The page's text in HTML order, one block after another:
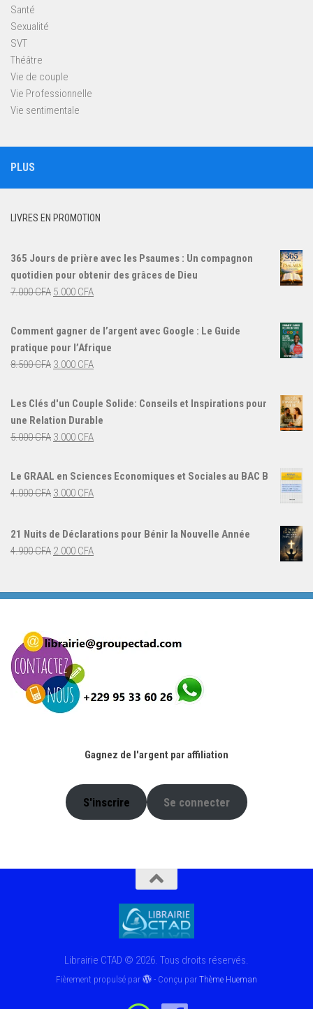
Santé
Sexualité
SVT
Théâtre
Vie de couple
Vie Professionnelle
Vie sentimentale
PLUS
LIVRES EN PROMOTION
365 Jours de prière avec les Psaumes : Un compagnon
quotidien pour obtenir des grâces de Dieu
7.000CFA Le
était :
7.000 CFA.
5.000 CFALe
actuel
est :
Comment gagner de l’argent avec Google : Le Guide
pratique pour l’Afrique
8.500CFA Le
initial
était :
8.500 CFA.
3.000 CFALe
actuel
est :
Les Clés d'un Couple Solide: Conseils et Inspirations pour
une Relation Durable
5.000CFA Le
initial
était :
3.000 CFALe
actuel
Le GRAAL en Sciences Economiques et Sociales au BAC B
4.000CFA Le
4.000 CFA.
3.000 CFALe
3.000 CFA.
21 Nuits de Déclarations pour Bénir la Nouvelle Année
4.900CFA Le
était :
2.000 CFALe
est :
Gagnez de l'argent par affiliation
S'inscrire Se connecter
Librairie CTAD © 2026. Tous droits réservés.
Fièrement propulsé par - Conçu parThème Hueman